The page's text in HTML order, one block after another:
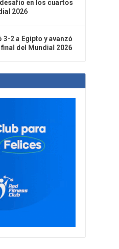
en los cuartos
2026
2 a Egipto y avanzó
del Mundial 2026